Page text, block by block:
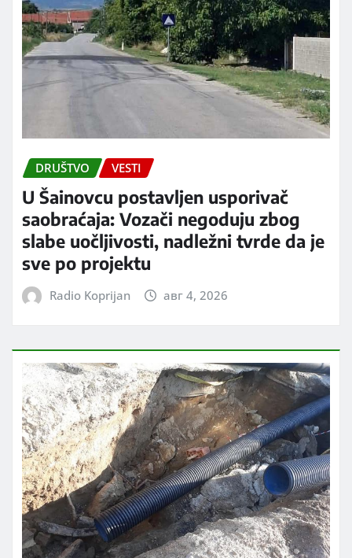
DRUŠTVO VESTI
U Šainovcu postavljen usporivač
saobraćaja: Vozači negoduju zbog
slabe uočljivosti, nadležni tvrde da je
sve po projektu
Radio Koprijan авг 4, 2026